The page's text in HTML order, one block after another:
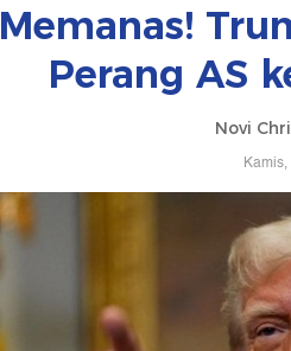
Memanas!
Perang AS
Novi